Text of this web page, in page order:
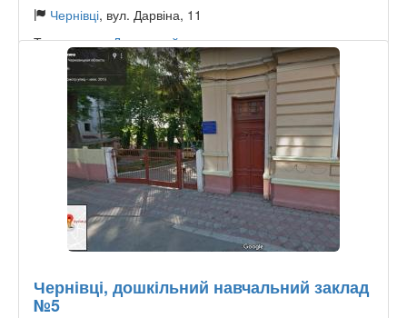
Чернівці, вул. Дарвіна, 11
Тип садочку:Державний
Чернівці, дошкільний навчальний заклад
№5